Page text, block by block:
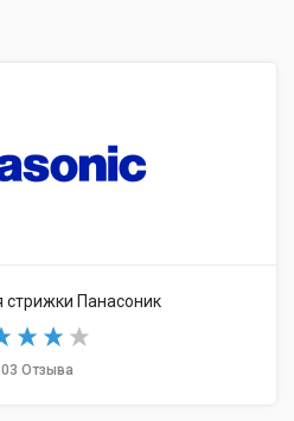
Панасоник
Отзыва